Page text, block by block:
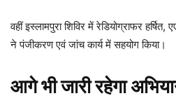
वहीं इस्लामपुरा शिविर में रेडियोग्राफर
ने पंजीकरण एवं जांच कार्य में सहयोग किया।
आगे भी जारी रहेगा